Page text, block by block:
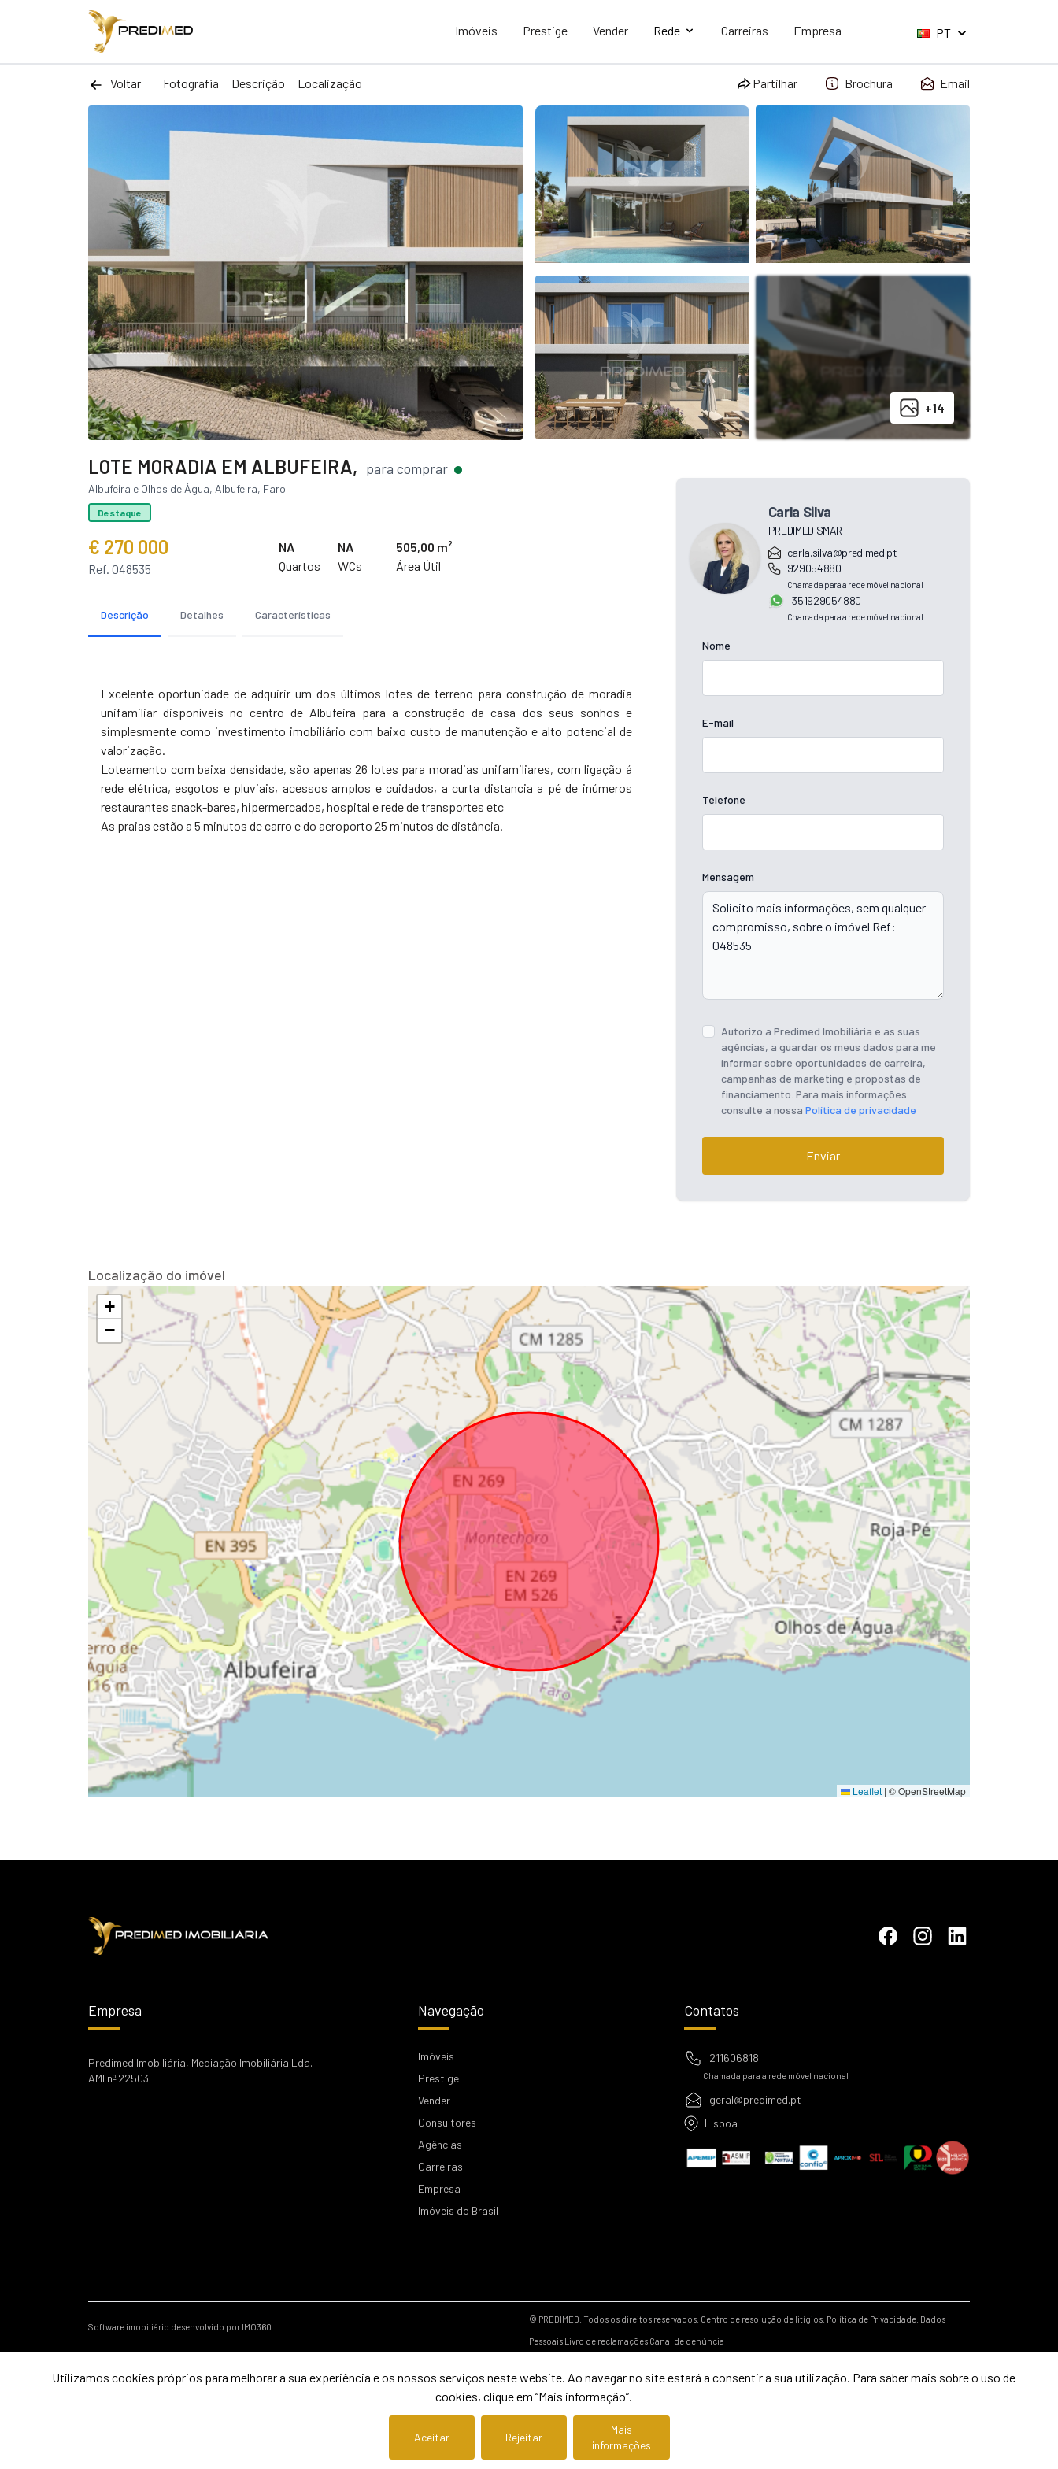
Imóveis Prestige Vender Rede Carreiras Empresa PT
Voltar Fotografia Descrição Localização Partilhar Brochura Email
+14
LOTE MORADIA EM ALBUFEIRA, para comprar
Albufeira e Olhos de Água, Albufeira, Faro
Destaque
€ 270 000
Ref. 048535
NA
Quartos
NA
WCs
505,00 m²
Área Útil
Descrição Detalhes Características
Excelente oportunidade de adquirir um dos últimos lotes de terreno para construção de moradia
unifamiliar disponíveis no centro de Albufeira para a construção da casa dos seus sonhos e
simplesmente como investimento imobiliário com baixo custo de manutenção e alto potencial de
valorização.
Loteamento com baixa densidade, são apenas 26 lotes para moradias unifamiliares, com ligação á
rede elétrica, esgotos e pluviais, acessos amplos e cuidados, a curta distancia a pé de inúmeros
restaurantes snack-bares, hipermercados, hospital e rede de transportes etc
As praias estão a 5 minutos de carro e do aeroporto 25 minutos de distância.
Carla Silva
PREDIMED SMART
carla.silva@predimed.pt
929054880
Chamada para a rede móvel nacional
+351929054880
Chamada para a rede móvel nacional
Nome
E-mail
Telefone
Mensagem
Autorizo a Predimed Imobiliária e as suas
agências, a guardar os meus dados para me
informar sobre oportunidades de carreira,
campanhas de marketing e propostas de
financiamento. Para mais informações
consulte a nossa Política de privacidade
Enviar
Localização do imóvel
+
−
Leaflet | © OpenStreetMap
Empresa
Predimed Imobiliária, Mediação Imobiliária Lda.
AMI nº 22503
Navegação
Imóveis
Prestige
Vender
Consultores
Agências
Carreiras
Empresa
Imóveis do Brasil
Contatos
211606818
Chamada para a rede móvel nacional
geral@predimed.pt
Lisboa
Software imobiliário desenvolvido por IMO360
© PREDIMED. Todos os direitos reservados. Centro de resolução de litígios. Política de Privacidade. Dados
PessoaisLivro de reclamações Canal de denúncia
Utilizamos cookies próprios para melhorar a sua experiência e os nossos serviços neste website. Ao navegar no site estará a consentir a sua utilização. Para saber mais sobre o uso de
cookies, clique em “Mais informação”.
Aceitar Rejeitar
Mais
informações